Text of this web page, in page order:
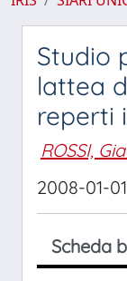
Studio
lattea
reperti
ROSSI,
2008-01-01
Scheda